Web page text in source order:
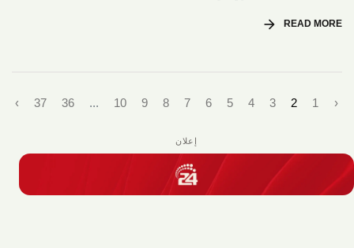
READ MORE
arrow_forward
‹
1
2
3
4
5
6
7
8
9
10
...
36
37
›
إعلان